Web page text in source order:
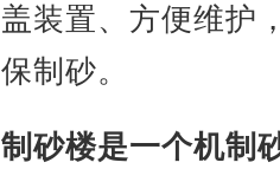
盖装置、方便维护
保制砂。
制砂楼是一个机制